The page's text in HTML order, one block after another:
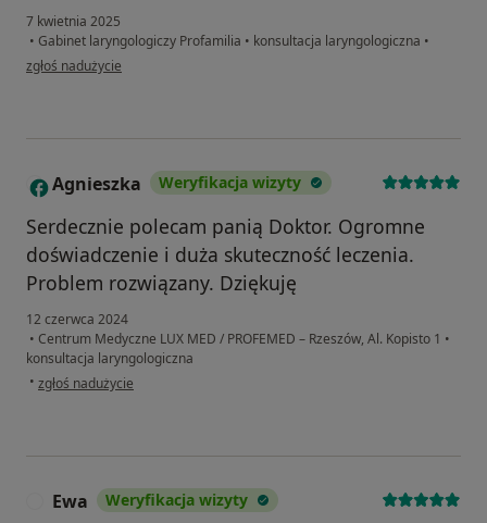
7 kwietnia 2025
• Gabinet laryngologiczy Profamilia • konsultacja laryngologiczna •
w opinii użytkownika E.
zgłoś nadużycie
A Agnieszka Weryfikacja wizyty
Serdecznie polecam panią Doktor. Ogromne
doświadczenie i duża skuteczność leczenia.
Problem rozwiązany. Dziękuję
12 czerwca 2024
• Centrum Medyczne LUX MED / PROFEMED – Rzeszów, Al. Kopisto 1 •
konsultacja laryngologiczna
• w opinii użytkownika Agnieszka
zgłoś nadużycie
Ewa Weryfikacja wizyty